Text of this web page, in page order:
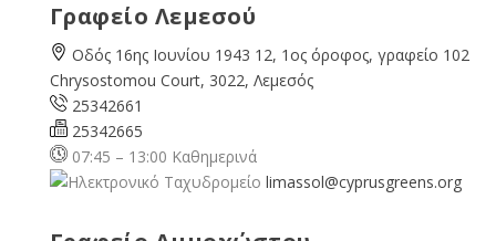
Γραφείο Λεμεσού
Οδός 16ης Ιουνίου 1943 12, 1ος όροφος, γραφείο 102
Chrysostomou Court, 3022, Λεμεσός
25342661
25342665
07:45 – 13:00 Καθημερινά
limassol@cyprusgreens.org